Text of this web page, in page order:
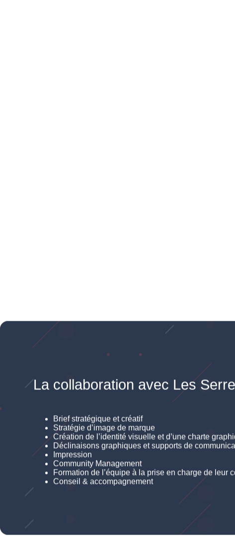
La collaboration avec Les
Brief stratégique et créatif
Stratégie d’image de marque
Création de l’identité visuelle et d’une charte
Déclinaisons graphiques et supports de
Impression
Community Management
Formation de l’équipe à la prise en charge de leur
Conseil & accompagnement